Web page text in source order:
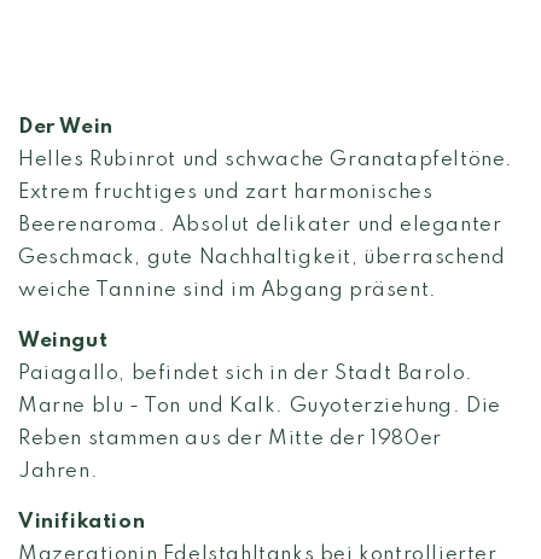
Der Wein
Helles Rubinrot und schwache Granatapfeltöne.
Extrem fruchtiges und zart harmonisches
Beerenaroma. Absolut delikater und eleganter
Geschmack, gute Nachhaltigkeit, überraschend
weiche Tannine sind im Abgang präsent.
Weingut
Paiagallo, befindet sich in der Stadt Barolo.
Marne blu - Ton und Kalk. Guyoterziehung. Die
Reben stammen aus der Mitte der 1980er
Jahren.
Vinifikation
Mazerationin Edelstahltanks bei kontrollierter